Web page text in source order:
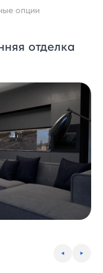
опции
отделка